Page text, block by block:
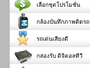
เลือกชุดโปรโมชั่น
กล้องบันทึกภาพติดรถ
รถเด่นเสียงดี
กล่องรับ ดิจิตอลทีวี